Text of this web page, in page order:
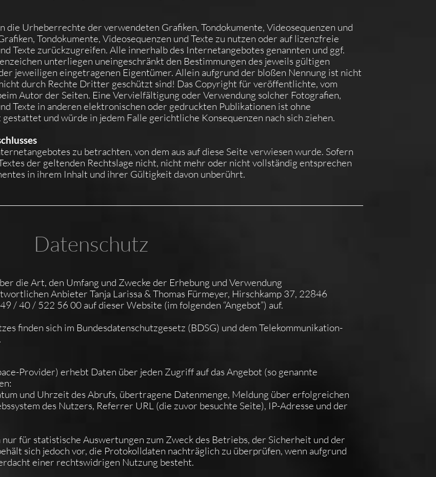
Urheberrechte der verwendeten Grafiken, Tondokumente, Videosequenzen und
Tondokumente, Videosequenzen und Texte zu nutzen oder auf lizenzfreie
Texte zurückzugreifen. Alle innerhalb des Internetangebotes genannten und ggf.
unterliegen uneingeschränkt den Bestimmungen des jeweils gültigen
jeweiligen eingetragenen Eigentümer. Allein aufgrund der bloßen Nennung ist nicht
durch Rechte Dritter geschützt sind! Das Copyright für veröffentlichte, vom
Autor der Seiten. Eine Vervielfältigung oder Verwendung solcher Fotografien,
Texte in anderen elektronischen oder gedruckten Publikationen ist ohne
und würde in jedem Falle gerichtliche Konsequenzen nach sich ziehen.
zu betrachten, von dem aus auf diese Seite verwiesen wurde. Sofern
der geltenden Rechtslage nicht, nicht mehr oder nicht vollständig entsprechen
in ihrem Inhalt und ihrer Gültigkeit davon unberührt.
Datenschutz
die Art, den Umfang und Zwecke der Erhebung und Verwendung
Anbieter Tanja Larissa & Thomas Fürmeyer, Hirschkamp 37, 22846
/ 40 / 522 56 00 auf dieser Website (im folgenden “Angebot”) auf.
finden sich im Bundesdatenschutzgesetz (BDSG) und dem Telekommunikation-
Provider) erhebt Daten über jeden Zugriff auf das Angebot (so genannte
und Uhrzeit des Abrufs, übertragene Datenmenge, Meldung über erfolgreichen
des Nutzers, Referrer URL (die zuvor besuchte Seite), IP-Adresse und der
für statistische Auswertungen zum Zweck des Betriebs, der Sicherheit und der
sich jedoch vor, die Protokolldaten nachträglich zu überprüfen, wenn aufgrund
einer rechtswidrigen Nutzung besteht.